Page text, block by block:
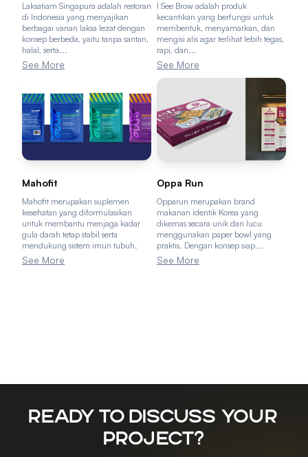
Laksatiam Singapura adalah restoran
di Indonesia yang menyajikan
berbagai varian laksa lezat dengan
konsep berbeda, yaitu tanpa santan,
halal, serta...
See More
I See Brow adalah produk
kecantikan yang berfungsi untuk
membentuk, menyamarkan, dan
mengisi alis agar terlihat lebih tegas,
rapi, dan...
See More
Mahofit
Mahofit merupakan suplemen
kesehatan yang diformulasikan
untuk membantu menjaga kadar
gula darah tetap stabil serta
mendukung sistem imun tubuh.
See More
Oppa Run
Opparun merupakan brand
makanan identik Korea yang
dikemas secara unik dan lucu
menggunakan paper bowl yang
praktis. Dengan konsep siap...
See More
Ready to discuss your
project?